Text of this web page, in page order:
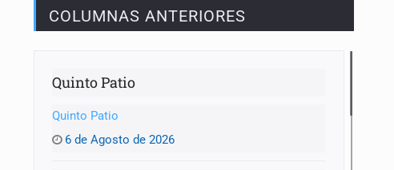
COLUMNAS ANTERIORES
Quinto Patio
Quinto Patio
6 de Agosto de 2026